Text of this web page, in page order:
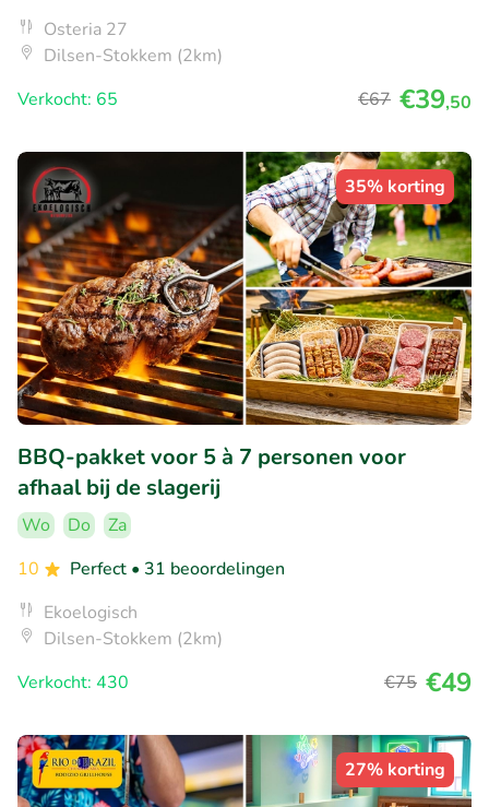
Osteria 27
Dilsen-Stokkem (2km)
Verkocht: 65
€67 €39,50
35% korting
BBQ-pakket voor 5 à 7 personen voor
afhaal bij de slagerij
Wo Do
Za
10
Perfect • 31 beoordelingen
Ekoelogisch
Dilsen-Stokkem (2km)
Verkocht: 430
€75 €49
27% korting